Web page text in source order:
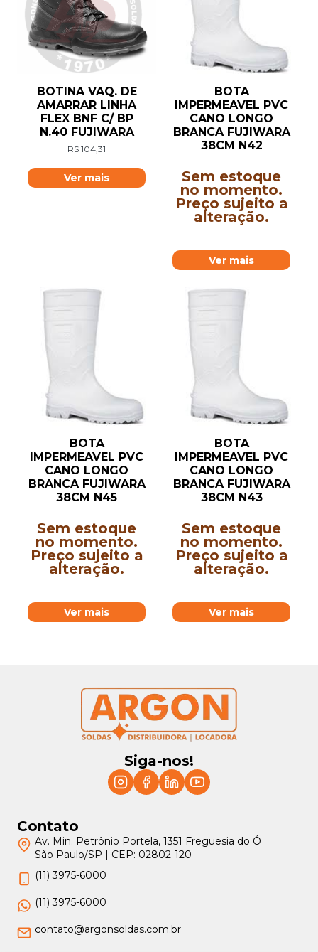
BOTINA VAQ. DE
AMARRAR LINHA
FLEX BNF C/ BP
N.40 FUJIWARA
R$ 104,31
Ver mais
BOTA
IMPERMEAVEL PVC
CANO LONGO
BRANCA FUJIWARA
38CM N42
Sem estoque
no momento.
Preço sujeito a
alteração.
Ver mais
BOTA
IMPERMEAVEL PVC
CANO LONGO
BRANCA FUJIWARA
38CM N45
Sem estoque
no momento.
Preço sujeito a
alteração.
Ver mais
BOTA
IMPERMEAVEL PVC
CANO LONGO
BRANCA FUJIWARA
38CM N43
Sem estoque
no momento.
Preço sujeito a
alteração.
Ver mais
Siga-nos!
Contato
Av. Min. Petrônio Portela, 1351 Freguesia do Ó
São Paulo/SP | CEP: 02802-120
(11) 3975-6000
(11) 3975-6000
contato@argonsoldas.com.br